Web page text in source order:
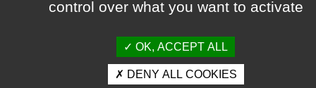
control over what you want to activate
OK, ACCEPT ALL
DENY ALL COOKIES